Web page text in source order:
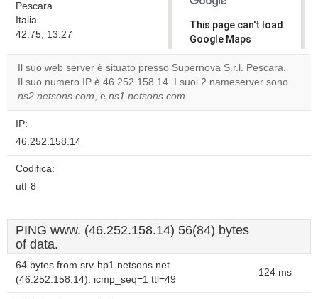
Pescara
Italia
42.75, 13.27
This page can't load
Google Maps
correctly.
Do you
Il suo web server è situato presso Supernova S.r.l. Pescara.
Il suo numero IP è 46.252.158.14. I suoi 2 nameserver sono
ns2.netsons.com, e ns1.netsons.com.
IP:
46.252.158.14
Codifica:
utf-8
PING www. (46.252.158.14) 56(84) bytes
of data.
64 bytes from srv-hp1.netsons.net
(46.252.158.14): icmp_seq=1 ttl=49
124 ms